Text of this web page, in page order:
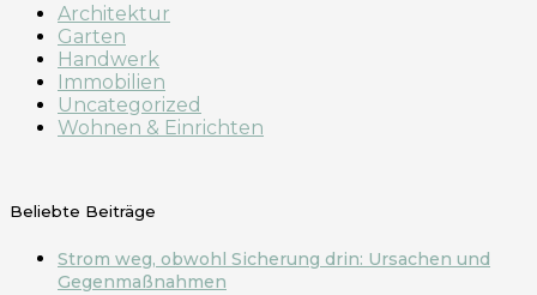
Architektur
Garten
Handwerk
Immobilien
Uncategorized
Wohnen & Einrichten
Beliebte Beiträge
Strom weg, obwohl Sicherung drin: Ursachen und
Gegenmaßnahmen